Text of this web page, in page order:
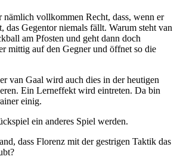
nämlich vollkommen Recht, dass, wenn er
das Gegentor niemals fällt. Warum steht van
am Pfosten und geht dann doch
mittig auf den Gegner und öffnet so die
van Gaal wird auch dies in der heutigen
Ein Lerneffekt wird eintreten. Da bin
einig.
ein anderes Spiel werden.
dass Florenz mit der gestrigen Taktik das